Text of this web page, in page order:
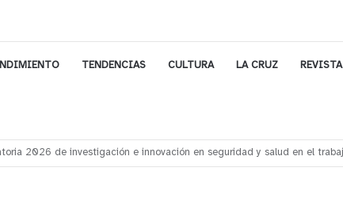
TENDENCIAS CULTURA LA CRUZ REVISTA
Congreso rechazar veto que elimina el pago oportuno a 30 días